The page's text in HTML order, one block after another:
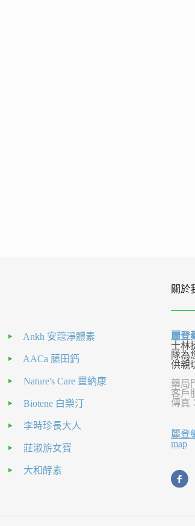
Ankh 安蔻淨體素
AACa 藤田鈣
Nature's Care 豐納康
Biotene 白樂汀
李時珍長大人
莊淑旂女寶
大和酵素
關於
麗登
士林
隊為
供親
藥局
客戶
傳真
麗登
map